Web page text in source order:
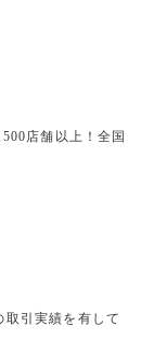
店舗以上！全国
引実績を有して